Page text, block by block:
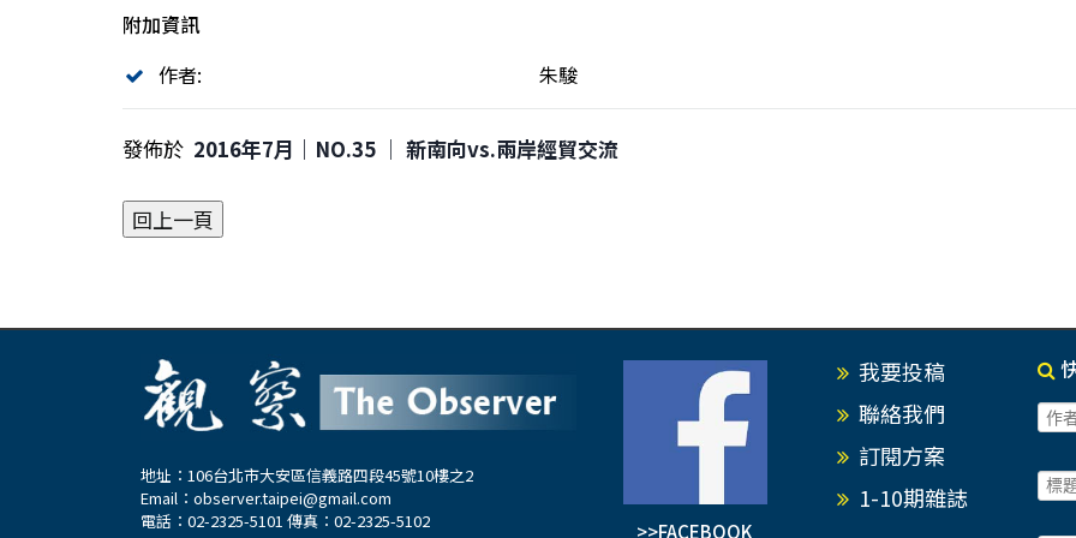
附加資訊
作者:
朱駿
發佈於 2016年7月｜NO.35 │ 新南向vs.兩岸經貿交流
地址：106台北市大安區信義路四段45號10樓之2
Email： observer.taipei@gmail.com
電話：02-2325-5101 傳真：02-2325-5102
>>FACEBOOK
我要投稿
聯絡我們
訂閱方案
1-10期雜誌